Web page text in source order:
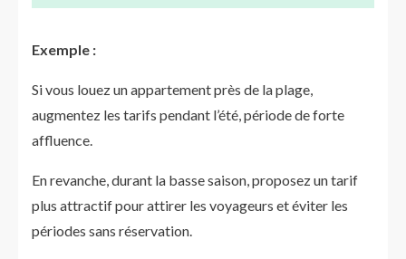
Exemple :
Si vous louez un appartement près de la plage,
augmentez les tarifs pendant l’été, période de forte
affluence.
En revanche, durant la basse saison, proposez un tarif
plus attractif pour attirer les voyageurs et éviter les
périodes sans réservation.